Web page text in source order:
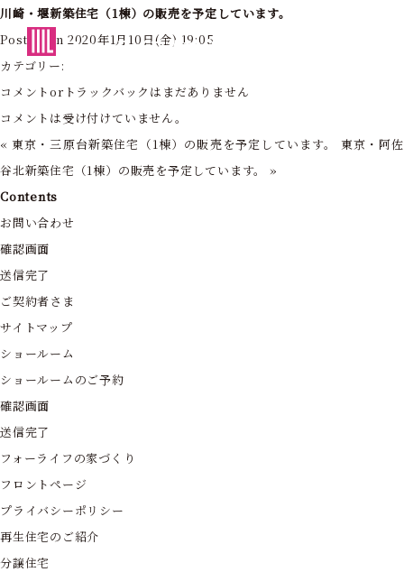
フォーライフ株式会社
川崎・堰新築住宅（1棟）の販売を予定しています。
Posted on 2020年1月10日(金) 19:05
カテゴリー:
コメントorトラックバックはまだありません
コメントは受け付けていません。
« 東京・三原台新築住宅（1棟）の販売を予定しています。
東京・阿佐
谷北新築住宅（1棟）の販売を予定しています。
»
Contents
お問い合わせ
確認画面
送信完了
ご契約者さま
サイトマップ
ショールーム
ショールームのご予約
確認画面
送信完了
フォーライフの家づくり
フロントページ
プライバシーポリシー
再生住宅のご紹介
分譲住宅